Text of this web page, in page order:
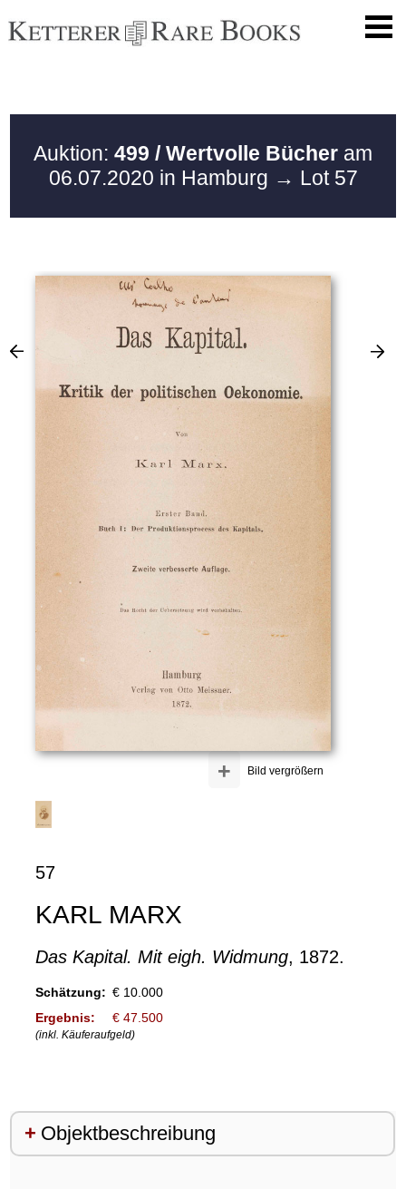
Auktion: 499 / Wertvolle Bücher am
06.07.2020 in Hamburg → Lot 57
Bild vergrößern
+
57
KARL MARX
Das Kapital. Mit eigh. Widmung, 1872.
Schätzung: € 10.000
Ergebnis:
€ 47.500
(inkl. Käuferaufgeld)
Objektbeschreibung